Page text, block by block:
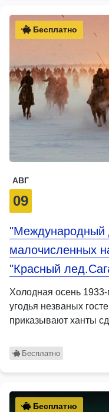
Бесплатно
АВГ
09
"Международный
малочисленных
"Красный
Холодная осень
угодья незваных
приказывают ханты
Бесплатно
Бесплатно